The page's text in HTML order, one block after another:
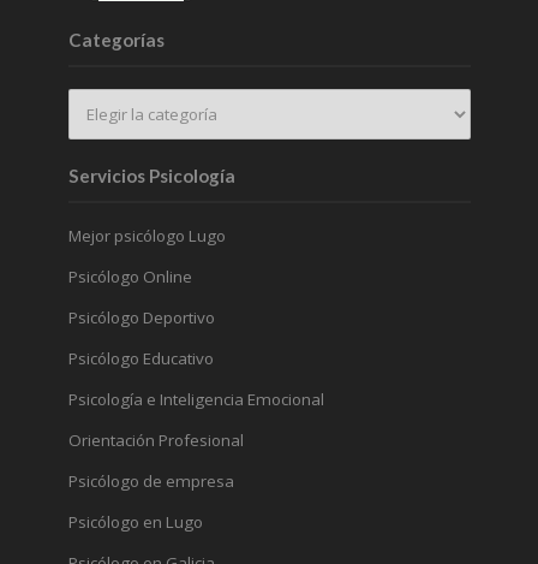
Categorías
Servicios Psicología
Mejor psicólogo Lugo
Psicólogo Online
Psicólogo Deportivo
Psicólogo Educativo
Psicología e Inteligencia Emocional
Orientación Profesional
Psicólogo de empresa
Psicólogo en Lugo